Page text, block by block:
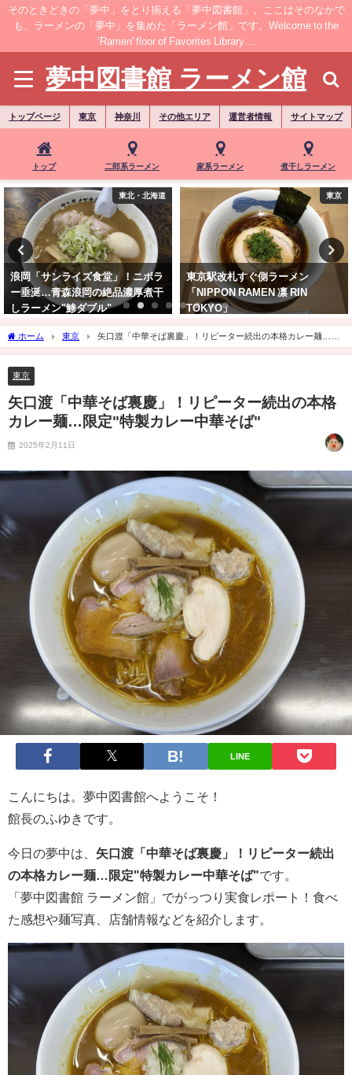
そのときどきの「夢中」をとり揃える「夢中図書館」。ここはそのなかで
も、ラーメンの「夢中」を集めた「ラーメン館」です。Welcome to the
’Ramen' floor of Favorites Library…
夢中図書館 ラーメン館
トップページ 東京 神奈川 その他エリア 運営者情報 サイトマップ
トップ 二郎系ラーメン 家系ラーメン 煮干しラーメン
東京
東京駅改札すぐ側ラーメン
「NIPPON RAMEN 凛 RIN
TOKYO」
東京
【閉店】新宿で食べれる八王子ラ
ーメン名店の味！「味幸」新宿御
苑店
ホーム 東京
矢口渡「中華そば裏慶」！リピーター続出の本格カレー麺…限
定"特製カレー中華そば"
東京
矢口渡「中華そば裏慶」！リピーター続出の本格
カレー麺…限定"特製カレー中華そば"
2025年2月11日
LINE
こんにちは。夢中図書館へようこそ！
館長のふゆきです。
今日の夢中は、 矢口渡「中華そば裏慶」！リピーター続出
の本格カレー麺…限定"特製カレー中華そば"です。
「夢中図書館 ラーメン館」でがっつり実食レポート！食べ
た感想や麺写真、店舗情報などを紹介します。